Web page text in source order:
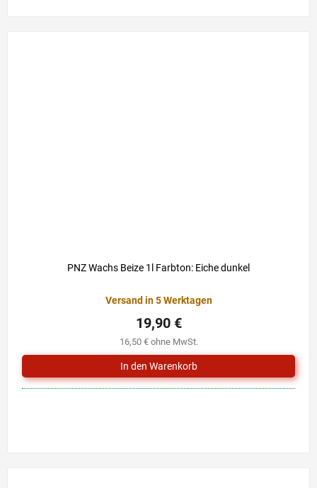
PNZ Wachs Beize 1l Farbton: Eiche dunkel
Versand in 5 Werktagen
16,50 € ohne MwSt.
19,90 €